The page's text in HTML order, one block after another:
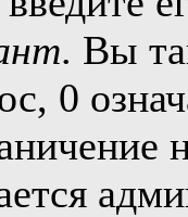
. Вы
0